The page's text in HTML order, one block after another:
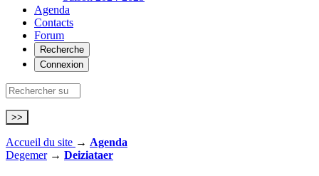
Agenda
Contacts
Forum
Recherche
Connexion
Accueil du site → Agenda
Degemer → Deiziataer